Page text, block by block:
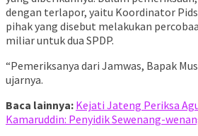
dengan terlapor, yaitu Koordinator
pihak yang disebut melakukan
miliar untuk dua SPDP.
“Pemeriksanya dari Jamwas, Bapak
ujarnya.
Baca lainnya: Kejati Jateng Periksa
Kamaruddin: Penyidik Sewenang-